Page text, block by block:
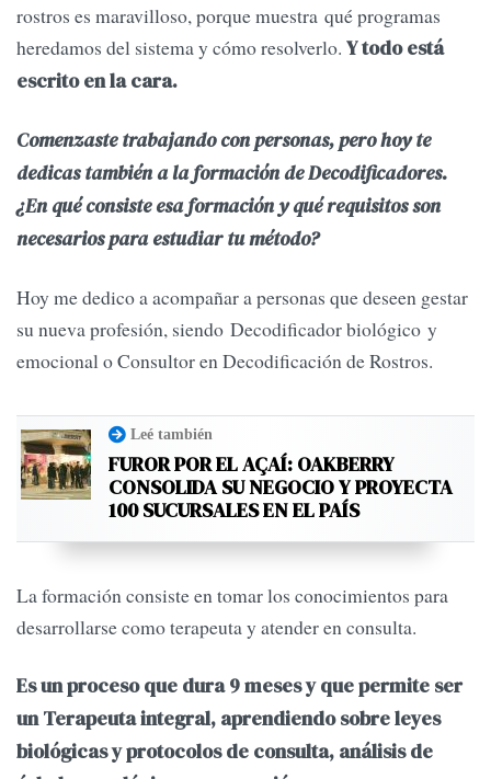
rostros es maravilloso, porque muestra qué programas
heredamos del sistema y cómo resolverlo. Y todo está
escrito en la cara.
Comenzaste trabajando con personas, pero hoy te
dedicas también a la formación de Decodificadores.
¿En qué consiste esa formación y qué requisitos son
necesarios para estudiar tu método?
Hoy me dedico a acompañar a personas que deseen gestar
su nueva profesión, siendo Decodificador biológico y
emocional o Consultor en Decodificación de Rostros.
Leé también
FUROR POR EL AÇAÍ: OAKBERRY
CONSOLIDA SU NEGOCIO Y PROYECTA
100 SUCURSALES EN EL PAÍS
La formación consiste en tomar los conocimientos para
desarrollarse como terapeuta y atender en consulta.
Es un proceso que dura 9 meses y que permite ser
un Terapeuta integral, aprendiendo sobre leyes
biológicas y protocolos de consulta, análisis de